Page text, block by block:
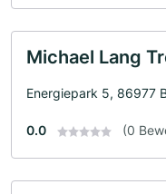
Michael Lang
Energiepark 5, 86977
0.0 (0